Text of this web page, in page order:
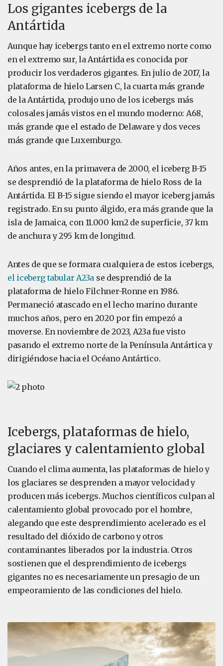
Los gigantes icebergs de la
Antártida
Aunque hay icebergs tanto en el extremo norte como
en el extremo sur, la Antártida es conocida por
producir los verdaderos gigantes. En julio de 2017, la
plataforma de hielo Larsen C, la cuarta más grande
de la Antártida, produjo uno de los icebergs más
colosales jamás vistos en el mundo moderno: A68,
más grande que el estado de Delaware y dos veces
más grande que Luxemburgo.
Años antes, en la primavera de 2000, el iceberg B-15
se desprendió de la plataforma de hielo Ross de la
Antártida. El B-15 sigue siendo el mayor iceberg jamás
registrado. En su punto álgido, era más grande que la
isla de Jamaica, con 11.000 km2 de superficie, 37 km
de anchura y 295 km de longitud.
Antes de que se formara cualquiera de estos icebergs,
el iceberg tabular A23a se desprendió de la
plataforma de hielo Filchner-Ronne en 1986.
Permaneció atascado en el lecho marino durante
muchos años, pero en 2020 por fin empezó a
moverse. En noviembre de 2023, A23a fue visto
pasando el extremo norte de la Península Antártica y
dirigiéndose hacia el Océano Antártico.
Icebergs, plataformas de hielo,
glaciares y calentamiento global
Cuando el clima aumenta, las plataformas de hielo y
los glaciares se desprenden a mayor velocidad y
producen más icebergs. Muchos científicos culpan al
calentamiento global provocado por el hombre,
alegando que este desprendimiento acelerado es el
resultado del dióxido de carbono y otros
contaminantes liberados por la industria. Otros
sostienen que el desprendimiento de icebergs
gigantes no es necesariamente un presagio de un
empeoramiento de las condiciones del hielo.